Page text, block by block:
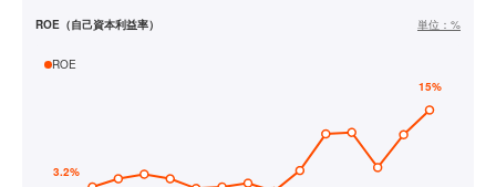
ROE（自己資本利益率） 単位： %
ROE